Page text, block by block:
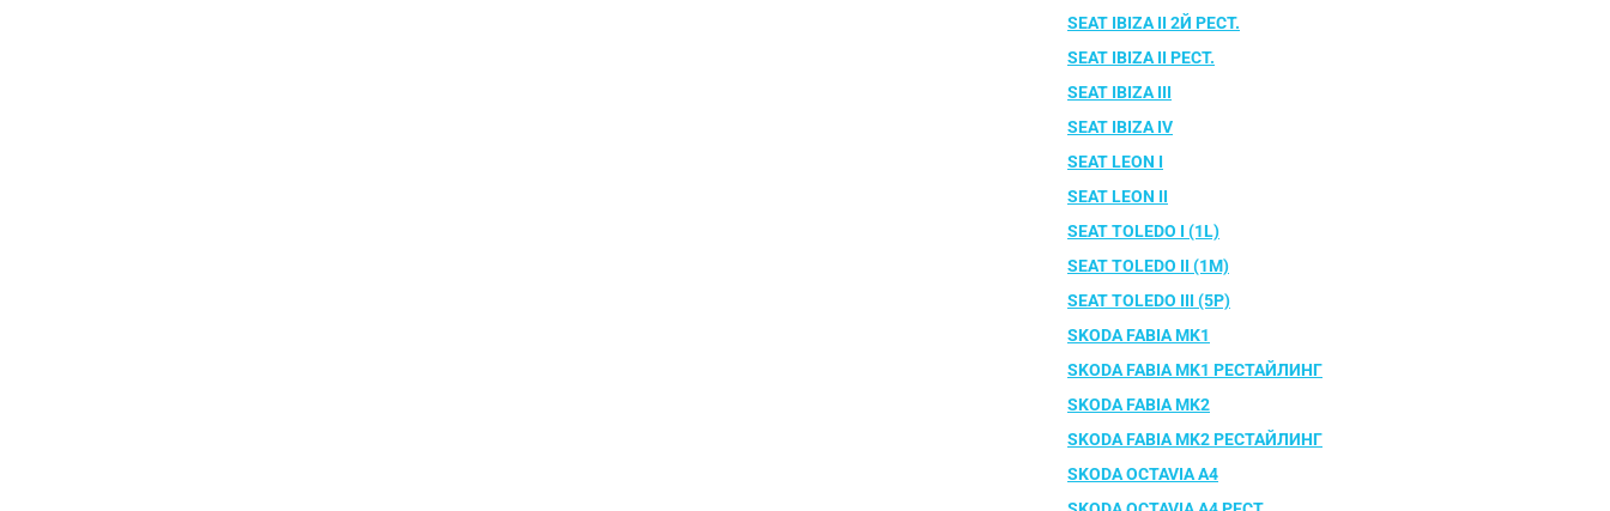
SEAT IBIZA II 2Й РЕСТ.
SEAT IBIZA II РЕСТ.
SEAT IBIZA III
SEAT IBIZA IV
SEAT LEON I
SEAT LEON II
SEAT TOLEDO I (1L)
SEAT TOLEDO II (1M)
SEAT TOLEDO III (5P)
SKODA FABIA MK1
SKODA FABIA MK1 РЕСТАЙЛИНГ
SKODA FABIA MK2
SKODA FABIA MK2 РЕСТАЙЛИНГ
SKODA OCTAVIA A4